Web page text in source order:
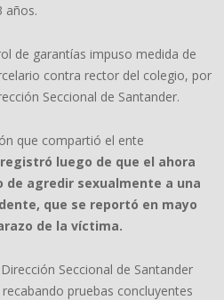
años.
de garantías impuso medida de
contra rector del colegio, por
Seccional de Santander.
que compartió el ente
luego de que el ahora
agredir sexualmente a una
que se reportó en mayo
de la víctima.
Seccional de Santander
pruebas concluyentes